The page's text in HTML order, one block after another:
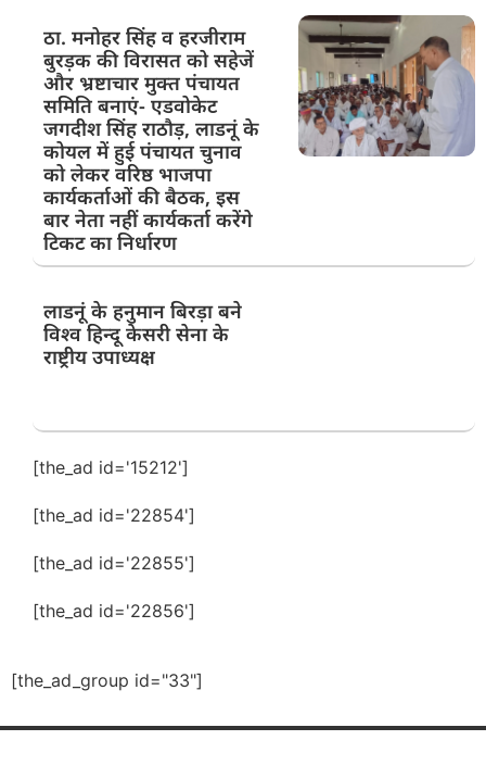
ठा. मनोहर सिंह व हरजीराम
बुरड़क की विरासत को सहेजें
और भ्रष्टाचार मुक्त पंचायत
समिति बनाएं- एडवोकेट
जगदीश सिंह राठौड़, लाडनूं के
कोयल में हुई पंचायत चुनाव
को लेकर वरिष्ठ भाजपा
कार्यकर्ताओं की बैठक, इस
बार नेता नहीं कार्यकर्ता करेंगे
टिकट का निर्धारण
लाडनूं के हनुमान बिरड़ा बने
विश्व हिन्दू केसरी सेना के
राष्ट्रीय उपाध्यक्ष
[the_ad id='15212']
[the_ad id='22854']
[the_ad id='22855']
[the_ad id='22856']
[the_ad_group id="33"]